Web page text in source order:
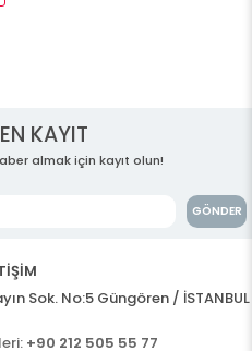
KAYIT
almak için kayıt olun!
GÖNDER
Sok. No:5 Güngören / İSTANBUL
+90 212 505 55 77